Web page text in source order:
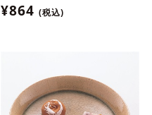
¥864 (税込)